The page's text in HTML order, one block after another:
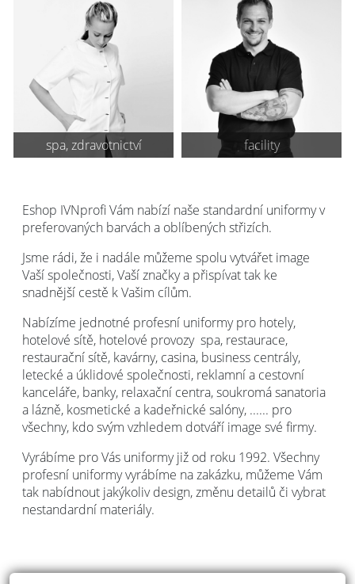
spa, zdravotnictví facility
Eshop IVNprofi Vám nabízí naše standardní uniformy v
preferovaných barvách a oblíbených střizích.
Jsme rádi, že i nadále můžeme spolu vytvářet image
Vaší společnosti, Vaší značky a přispívat tak ke
snadnější cestě k Vašim cílům.
Nabízíme jednotné profesní uniformy pro hotely,
hotelové sítě, hotelové provozy spa, restaurace,
restaurační sítě, kavárny, casina, business centrály,
letecké a úklidové společnosti, reklamní a cestovní
kanceláře, banky, relaxační centra, soukromá sanatoria
a lázně, kosmetické a kadeřnické salóny, ...... pro
všechny, kdo svým vzhledem dotváří image své firmy.
Vyrábíme pro Vás uniformy již od roku 1992. Všechny
profesní uniformy vyrábíme na zakázku, můžeme Vám
tak nabídnout jakýkoliv design, změnu detailů či vybrat
nestandardní materiály.